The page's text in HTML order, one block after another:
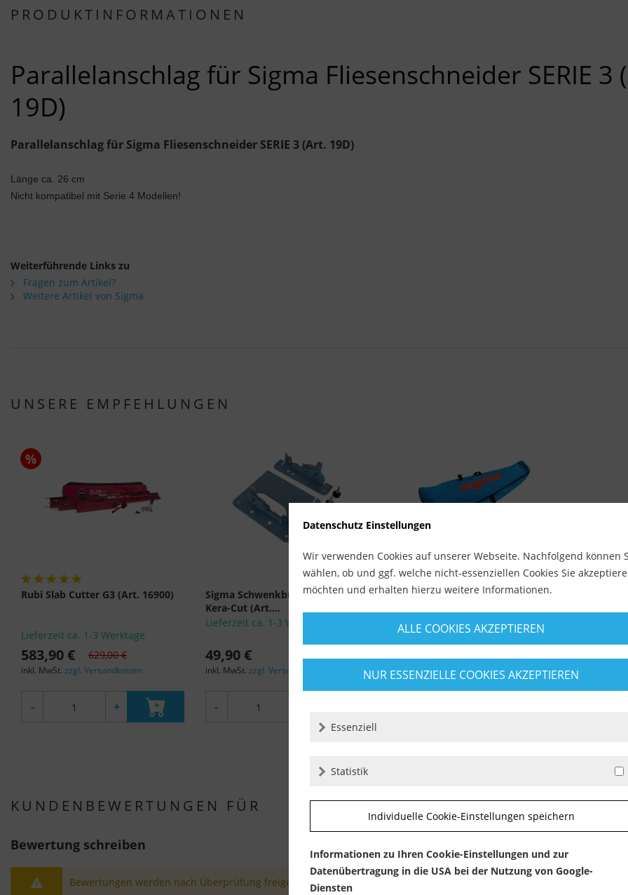
PRODUKTINFORMATIONEN
Parallelanschlag für Sigma Fliesenschneider SERIE 3
19D)
Parallelanschlag für Sigma Fliesenschneider SERIE 3 (Art. 19D)
Länge ca. 26 cm
Nicht kompatibel mit Serie 4 Modellen!
Weiterführende Links zu
Fragen zum Artikel?
Weitere Artikel von Sigma
UNSERE EMPFEHLUNGEN
%
Rubi Slab Cutter G3 (Art. 16900)
Lieferzeit ca. 1-3 Werktage
583,90 € 629,00 €
inkl. MwSt. zzgl. Versandkosten
- +
Sigma Schwenkbügel-Bausatz für
Kera-Cut (Art....
Lieferzeit ca. 1-3 Werktage
49,90 €
inkl. MwSt. zzgl. Versandkosten
-
Sigma Transporttasche 43D2 (bis
Lieferzeit ca. 1-3 Werktage
84,49 €
inkl. MwSt.zzgl. Versandkosten
KUNDENBEWERTUNGEN FÜR
Bewertung schreiben
Bewertungen werden nach Überprüfung freigeschaltet.
Datenschutz Einstellungen
Wir verwenden Cookies auf unserer Webseite. Nachfolgend können
wählen, ob und ggf. welche nicht-essenziellen Cookies Sie
möchten und erhalten hierzu weitere Informationen.
ALLE COOKIES AKZEPTIEREN
NUR ESSENZIELLE COOKIES AKZEPTIEREN
Essenziell
Statistik
Individuelle Cookie-Einstellungen speichern
Informationen zu Ihren Cookie-Einstellungen und zur
Datenübertragung in die USA bei der Nutzung von Google-
Diensten